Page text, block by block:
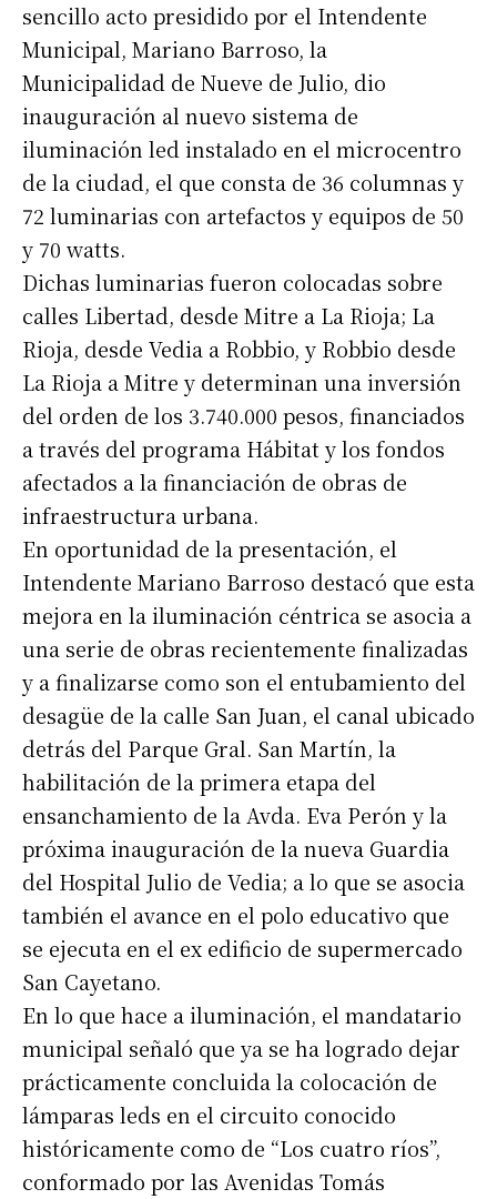
sencillo acto presidido por el Intendente
Municipal, Mariano Barroso, la
Municipalidad de Nueve de Julio, dio
inauguración al nuevo sistema de
iluminación led instalado en el microcentro
de la ciudad, el que consta de 36 columnas y
72 luminarias con artefactos y equipos de 50
y 70 watts.
Dichas luminarias fueron colocadas sobre
calles Libertad, desde Mitre a La Rioja; La
Rioja, desde Vedia a Robbio, y Robbio desde
La Rioja a Mitre y determinan una inversión
del orden de los 3.740.000 pesos, financiados
a través del programa Hábitat y los fondos
afectados a la financiación de obras de
infraestructura urbana.
En oportunidad de la presentación, el
Intendente Mariano Barroso destacó que esta
mejora en la iluminación céntrica se asocia a
una serie de obras recientemente finalizadas
y a finalizarse como son el entubamiento del
desagüe de la calle San Juan, el canal ubicado
detrás del Parque Gral. San Martín, la
habilitación de la primera etapa del
ensanchamiento de la Avda. Eva Perón y la
próxima inauguración de la nueva Guardia
del Hospital Julio de Vedia; a lo que se asocia
también el avance en el polo educativo que
se ejecuta en el ex edificio de supermercado
San Cayetano.
En lo que hace a iluminación, el mandatario
municipal señaló que ya se ha logrado dejar
prácticamente concluida la colocación de
lámparas leds en el circuito conocido
históricamente como de “Los cuatro ríos”,
conformado por las Avenidas Tomás